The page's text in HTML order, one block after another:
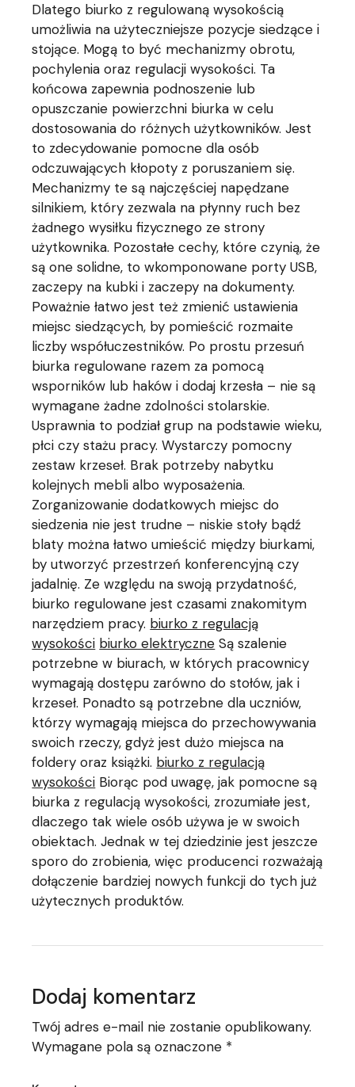
Dlatego biurko z regulowaną wysokością
umożliwia na użyteczniejsze pozycje siedzące i
stojące. Mogą to być mechanizmy obrotu,
pochylenia oraz regulacji wysokości. Ta
końcowa zapewnia podnoszenie lub
opuszczanie powierzchni biurka w celu
dostosowania do różnych użytkowników. Jest
to zdecydowanie pomocne dla osób
odczuwających kłopoty z poruszaniem się.
Mechanizmy te są najczęściej napędzane
silnikiem, który zezwala na płynny ruch bez
żadnego wysiłku fizycznego ze strony
użytkownika. Pozostałe cechy, które czynią, że
są one solidne, to wkomponowane porty USB,
zaczepy na kubki i zaczepy na dokumenty.
Poważnie łatwo jest też zmienić ustawienia
miejsc siedzących, by pomieścić rozmaite
liczby współuczestników. Po prostu przesuń
biurka regulowane razem za pomocą
wsporników lub haków i dodaj krzesła – nie są
wymagane żadne zdolności stolarskie.
Usprawnia to podział grup na podstawie wieku,
płci czy stażu pracy. Wystarczy pomocny
zestaw krzeseł. Brak potrzeby nabytku
kolejnych mebli albo wyposażenia.
Zorganizowanie dodatkowych miejsc do
siedzenia nie jest trudne – niskie stoły bądź
blaty można łatwo umieścić między biurkami,
by utworzyć przestrzeń konferencyjną czy
jadalnię. Ze względu na swoją przydatność,
biurko regulowane jest czasami znakomitym
narzędziem pracy. biurko z regulacją
wysokości biurko elektryczne Są szalenie
potrzebne w biurach, w których pracownicy
wymagają dostępu zarówno do stołów, jak i
krzeseł. Ponadto są potrzebne dla uczniów,
którzy wymagają miejsca do przechowywania
swoich rzeczy, gdyż jest dużo miejsca na
foldery oraz książki. biurko z regulacją
wysokości Biorąc pod uwagę, jak pomocne są
biurka z regulacją wysokości, zrozumiałe jest,
dlaczego tak wiele osób używa je w swoich
obiektach. Jednak w tej dziedzinie jest jeszcze
sporo do zrobienia, więc producenci rozważają
dołączenie bardziej nowych funkcji do tych już
użytecznych produktów.
Dodaj komentarz
Twój adres e-mail nie zostanie opublikowany.
Wymagane pola są oznaczone *